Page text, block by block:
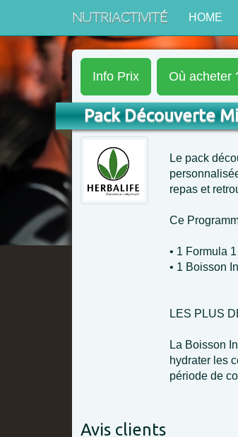
NutriActivité HOME
Info Prix Où acheter
Pack Découverte
Le pack
repas et
Ce
• 1 Formula
• 1 Boisson
LES PLUS
La Boisson
hydrater les
période de
Avis clients